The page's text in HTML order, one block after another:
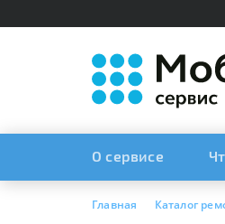
О сервисе
Главная Каталог